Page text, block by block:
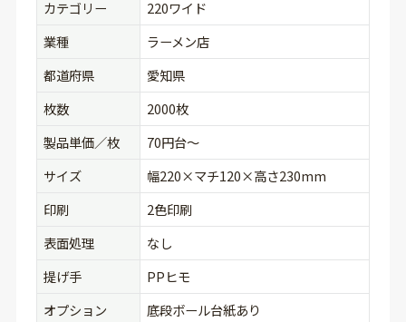
カテゴリー
220ワイド
業種
ラーメン店
都道府県
愛知県
枚数
2000枚
製品単価／枚
70円台〜
サイズ
幅220×マチ120×高さ230mm
印刷
2色印刷
表面処理
なし
提げ手
PPヒモ
オプション
底段ボール台紙あり